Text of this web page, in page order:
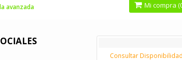
avanzada Mi compra (
Consultar Disponibilidad